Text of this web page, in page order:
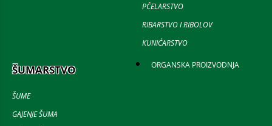
PČELARSTVO
RIBARSTVO I RIBOLOV
KUNIĆARSTVO
ŠUMARSTVO
ŠUME
GAJENJE ŠUMA
ORGANSKA PROIZVODNJA